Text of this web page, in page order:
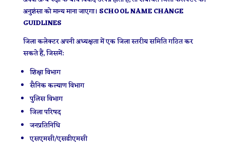
अनुशंसा को मान्य माना जाएगा। SCHOOL NAME CHANGE
GUIDLINES
जिला कलेक्टर अपनी अध्यक्षता में एक जिला स्तरीय समिति गठित कर
सकते हैं, जिसमें:
शिक्षा विभाग
सैनिक कल्याण विभाग
पुलिस विभाग
जिला परिषद
जनप्रतिनिधि
एसएमसी/एसडीएमसी